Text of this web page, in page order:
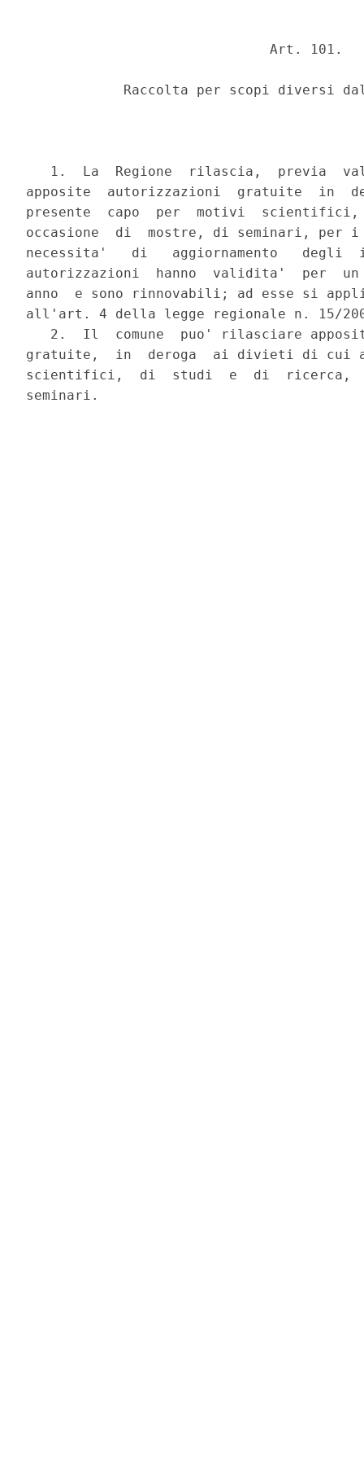
                              Art. 101.
Raccolta per scopi diversi
1.  La  Regione  rilascia,  previa
apposite  autorizzazioni  gratuite  in
presente  capo  per  motivi
occasione  di  mostre, di seminari, per
necessita'   di   aggiornamento   degli
autorizzazioni  hanno  validita'  per  un
anno  e sono rinnovabili; ad esse si
all'art. 4 della legge regionale n. 15/
2.  Il  comune  puo' rilasciare
gratuite,  in  deroga  ai divieti di cui
scientifici,  di  studi  e  di  ricerca,